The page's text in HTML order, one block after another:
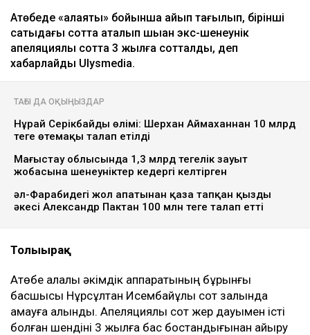
Ақтөбеде «алаяқтық» бойынша айып тағылып, бірінші
сатыдағы сотта ақталып шыққан экс-шенеунік
апеляциялық сотта 3 жылға сотталды, деп
хабарлайды Ulysmedia.
ТАҒЫ ДА ОҚЫҢЫЗДАР
Нұрай Серікбайдың өлімі: Шерхан Аймаханнан 10 млрд
теңге өтемақы талап етілді
Маңғыстау облысында 1,3 млрд теңгелік зауыт
жобасына шенеуніктер кедергі келтірген
әл-Фарабидегі жол апатынан қаза тапқан қыздың
әкесі Александр Пактан 100 млн теңге талап етті
Толығырақ
Ақтөбе қалалық әкімдік аппаратының бұрынғы
басшысы Нұрсұлтан Исембайұлы сот залында
қамауға алынды. Апеляциялық сот жер дауымен істі
болған шендіні 3 жылға бас бостандығынан айыру